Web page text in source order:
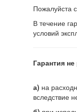
Пожалуйста
В течение
условий
Гарантия
а) на
вследствие